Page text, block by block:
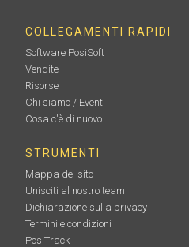
COLLEGAMENTI RAPIDI
Software PosiSoft
Vendite
Risorse
Chi siamo / Eventi
Cosa c'è di nuovo
STRUMENTI
Mappa del sito
Unisciti al nostro team
Dichiarazione sulla privacy
Termini e condizioni
PosiTrack